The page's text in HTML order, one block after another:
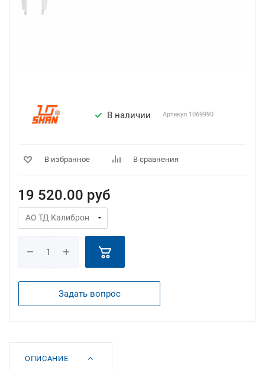
В наличии Артикул 1069990
В избранное В сравнения
19 520.00 руб
Задать вопрос
ОПИСАНИЕ